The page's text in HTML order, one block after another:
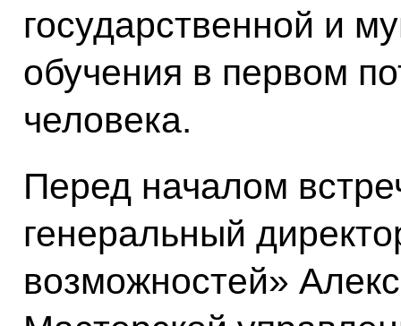
государственной и
обучения в первом
человека.
Перед началом
генеральный
возможностей»